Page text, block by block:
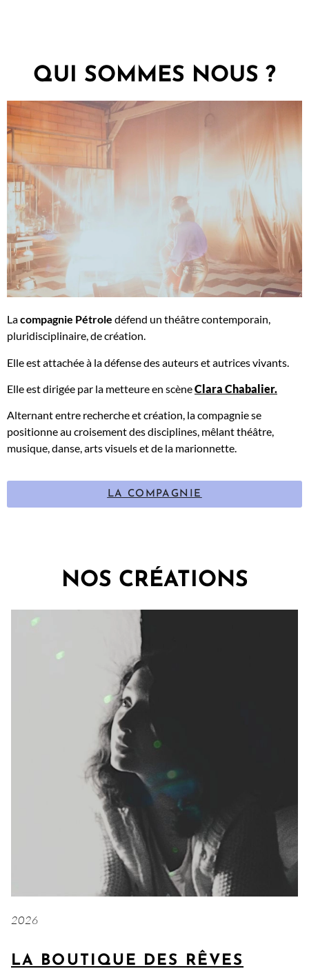
QUI SOMMES NOUS ?
Lacompagnie Pétrole défend un théâtre contemporain,
pluridisciplinaire, de création.
Elle est attachée à la défense des auteurs et autrices vivants.
Elle est dirigée par la metteure en scèneClara Chabalier.
Alternant entre recherche et création, la compagnie se
positionne au croisement des disciplines, mêlant théâtre,
musique, danse, arts visuels et de la marionnette.
LA COMPAGNIE
NOS CRÉATIONS
2026
LA BOUTIQUE DES RÊVES